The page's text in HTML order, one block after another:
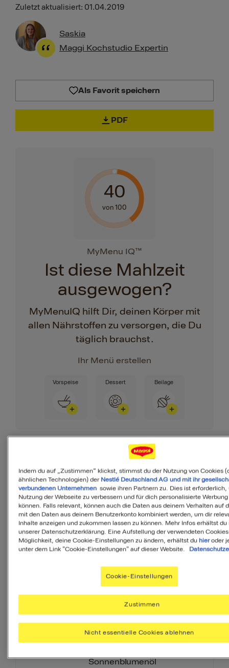
Zuletzt aktualisiert: 01.04.2019
Saskia
Maggi Kochstudio Expertin
Als Favorit speichern
PDF
40
von 100
MyMenu IQ™
Ist diese Mahlzeit
ausgewogen?
MyMenuIQ hilft Dir, deinen Körper mit
allen Nährstoffen zu versorgen, die Du
täglich brauchst.
Ihr Menü erstellen
Vorspeise Dessert Beilage
Zutaten
3Portionen
390g
125 g
1 EL
Putenschnitzel
Tomaten
Mozzarella
Sonnenblumenöl
Indem du auf „Zustimmen“ klickst, stimmst du der Nutzung von Cookies
ähnlichen Technologien) der Nestlé Deutschland AG und mit ihr
verbundenen Unternehmensowie ihren Partnern zu. Dies ist erforderlich,
Nutzung der Webseite zu verbessern und für dich personalisierte
können. Falls relevant, können auch die Daten aus deinem Verhalten auf
mit den Daten aus deinem Benutzerkonto kombiniert werden, um dir
Inhalte anzeigen und zukommen lassen zu können. Mehr Infos erhältst du
unserer Datenschutzerklärung. Eine Aufstellung der verwendeten
Möglichkeit, deine Cookie-Einstellungen zu ändern, erhältst du hieroder
unter dem Link "Cookie-Einstellungen" auf dieser Website.
Cookie-Einstellungen
Nicht essentielle Cookies ablehnen
Zustimmen